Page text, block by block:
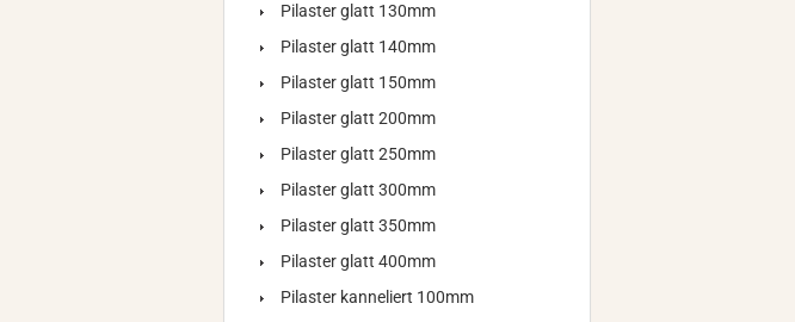
Pilaster glatt 130mm
Pilaster glatt 140mm
Pilaster glatt 150mm
Pilaster glatt 200mm
Pilaster glatt 250mm
Pilaster glatt 300mm
Pilaster glatt 350mm
Pilaster glatt 400mm
Pilaster kanneliert 100mm